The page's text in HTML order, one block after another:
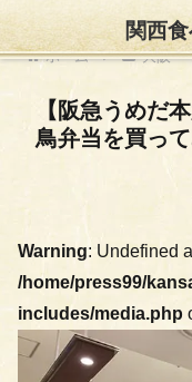
ホーム 大阪
【阪急うめだ
鳥弁当を買って
Warning: Undefined
/home/press99/
includes/media.php
関西